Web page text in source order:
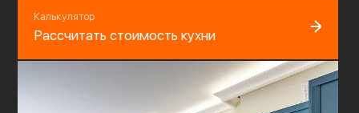
Калькулятор
Рассчитать стоимость кухни